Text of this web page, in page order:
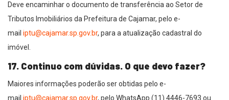
Deve encaminhar o documento de transferência ao Setor de
Tributos Imobiliários da Prefeitura de Cajamar, pelo e-
mail iptu@cajamar.sp.gov.br, para a atualização cadastral do
imóvel.
17. Continuo com dúvidas. O que devo fazer?
Maiores informações poderão ser obtidas pelo e-
mail iptu@cajamar.sp.gov.br, pelo WhatsApp (11) 4446-7693 ou